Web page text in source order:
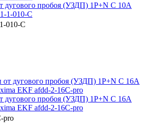
дугового пробоя (УЗДП) 1P+N C 10A
1-010-C
010-C
дугового пробоя (УЗДП) 1P+N C 16А
EKF afdd-2-16C-pro
pro